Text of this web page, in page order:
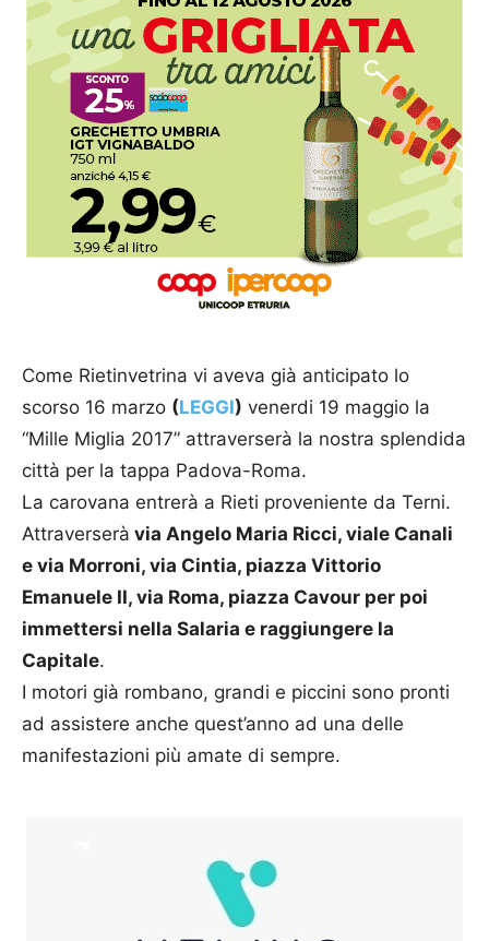
Come Rietinvetrina vi aveva già anticipato lo
scorso 16 marzo (LEGGI) venerdi 19 maggio la
“Mille Miglia 2017” attraverserà la nostra splendida
città per la tappa Padova-Roma.
La carovana entrerà a Rieti proveniente da Terni.
Attraverserà via Angelo Maria Ricci, viale Canali
e via Morroni, via Cintia, piazza Vittorio
Emanuele II, via Roma, piazza Cavour per poi
immettersi nella Salaria e raggiungere la
Capitale.
I motori già rombano, grandi e piccini sono pronti
ad assistere anche quest’anno ad una delle
manifestazioni più amate di sempre.